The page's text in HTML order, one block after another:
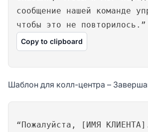
сообщение нашей команде
чтобы это не повторилось.”
Copy to clipboard
Шаблон для колл-центра –
“Пожалуйста, [ИМЯ